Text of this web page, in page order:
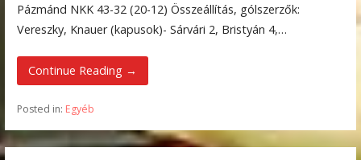
Pázmánd NKK 43-32 (20-12) Összeállítás, gólszerzők:
Vereszky, Knauer (kapusok)- Sárvári 2, Bristyán 4,…
Continue Reading →
Posted in: Egyéb